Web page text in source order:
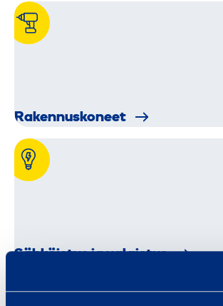
Rakennus­koneet
Sähkö­istys ja valaistus